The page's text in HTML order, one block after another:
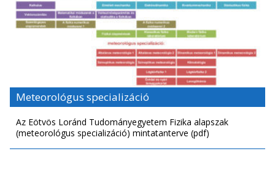
Meteorológus specializáció
Az Eötvös Loránd Tudományegyetem Fizika alapszak
(meteorológus specializáció) mintatanterve (pdf)